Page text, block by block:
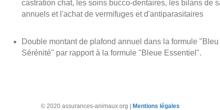
castration chat, les soins bucco-dentaires, les bilans de
annuels et l'achat de vermifuges et d'antiparasitaires
Double montant de plafond annuel dans la formule "Bleu
Sérénité" par rapport à la formule "Bleue Essentiel".
© 2020 assurances-animaux.org | Mentions légales